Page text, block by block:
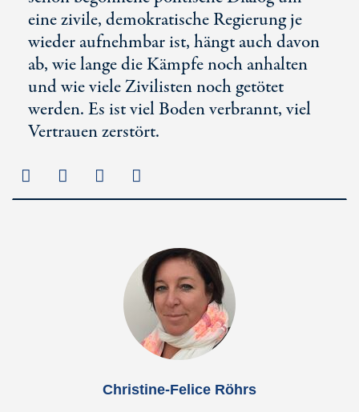
eine zivile, demokratische Regierung je
wieder aufnehmbar ist, hängt auch davon
ab, wie lange die Kämpfe noch anhalten
und wie viele Zivilisten noch getötet
werden. Es ist viel Boden verbrannt, viel
Vertrauen zerstört.
Christine-Felice Röhrs